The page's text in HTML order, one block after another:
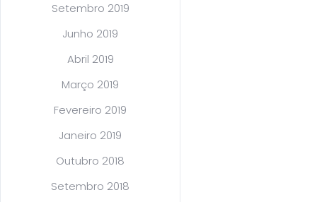
Setembro 2019
Junho 2019
Abril 2019
Março 2019
Fevereiro 2019
Janeiro 2019
Outubro 2018
Setembro 2018